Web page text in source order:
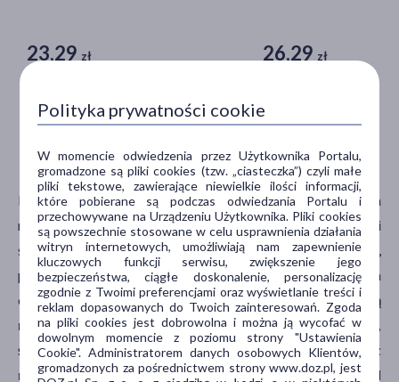
23,29 zł 26,29 zł
Migrena – obecne możliwości leczenia
Migrena to najczęściej występująca choroba neurologiczna
na świecie. Charakteryzuje się nawracającymi atakami
silnych bólów głowy o charakterze jednostronnym,
pulsującym, którym często towarzyszą zaburzenia
czuciowe i ruchowe.Może się zdarzyć, że występują
również: zaburzenia mowy, nudności, wymioty,
światłowstręt, zaburzenia widzenia. Szacuje się, że z
migreną zmaga się około 8% populacji, z czego niemal
Polityka prywatności cookie
W momencie odwiedzenia przez Użytkownika Portalu,
gromadzone są pliki cookies (tzw. „ciasteczka”) czyli małe
pliki tekstowe, zawierające niewielkie ilości informacji,
które pobierane są podczas odwiedzania Portalu i
przechowywane na Urządzeniu Użytkownika. Pliki cookies
są powszechnie stosowane w celu usprawnienia działania
witryn internetowych, umożliwiają nam zapewnienie
kluczowych funkcji serwisu, zwiększenie jego
bezpieczeństwa, ciągłe doskonalenie, personalizację
zgodnie z Twoimi preferencjami oraz wyświetlanie treści i
reklam dopasowanych do Twoich zainteresowań. Zgoda
na pliki cookies jest dobrowolna i można ją wycofać w
dowolnym momencie z poziomu strony "Ustawienia
Cookie". Administratorem danych osobowych Klientów,
gromadzonych za pośrednictwem strony www.doz.pl, jest